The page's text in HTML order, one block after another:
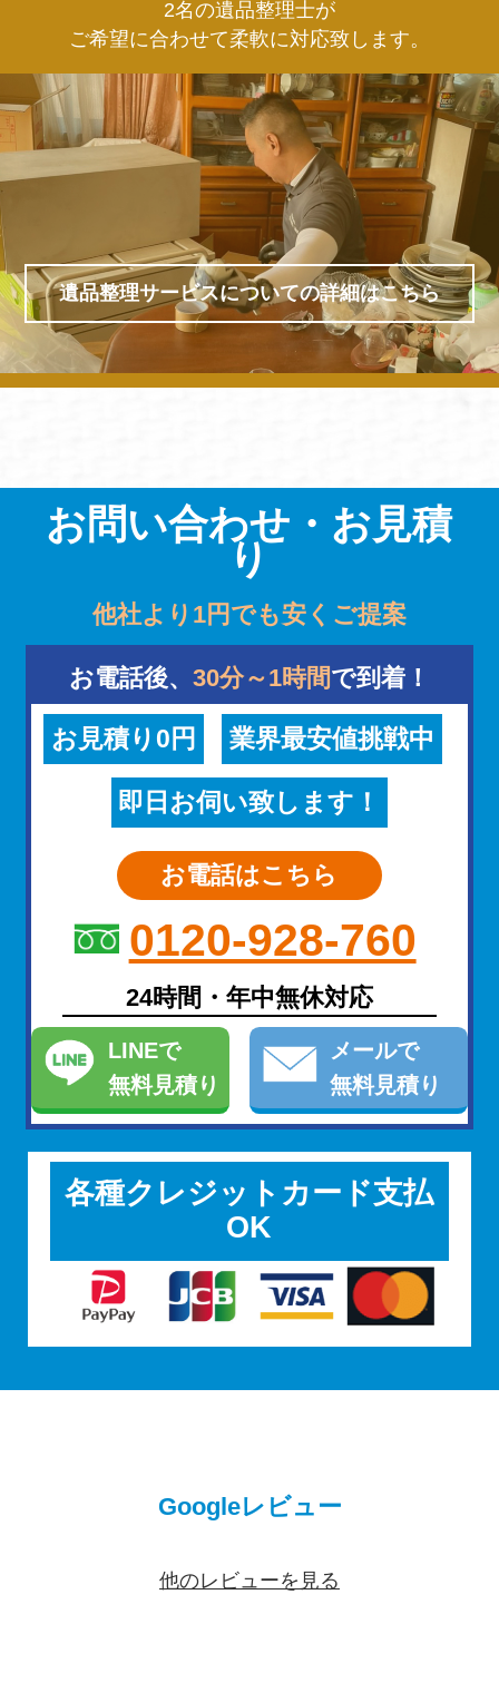
2名の遺品整理士が
ご希望に合わせて柔軟に対応致します。
遺品整理サービスについての詳細はこちら
お問い合わせ・お見積
り
他社より1円でも安くご提案
お電話後、 30分～1時間で到着！
お見積り0円 業界最安値挑戦中
即日お伺い致します！
お電話はこちら
0120-928-760
24時間・年中無休対応
LINEで
無料見積り
メールで
無料見積り
各種クレジットカード支払
OK
Googleレビュー
他のレビューを見る